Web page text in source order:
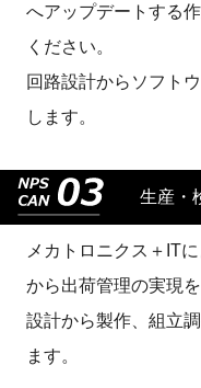
へアップデートする作
ください。
回路設計からソフト
します。
生産・
メカトロニクス＋IT
から出荷管理の実現
設計から製作、組立
ます。